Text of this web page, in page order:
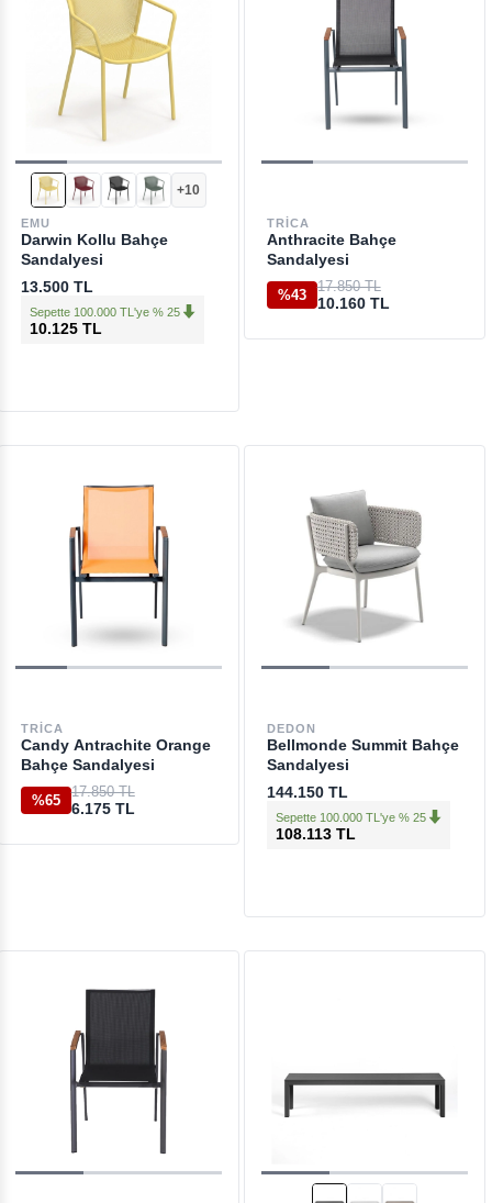
+10
EMU
Darwin Kollu Bahçe
Sandalyesi
13.500 TL
Sepette 100.000 TL'ye % 25
10.125 TL
TRICA
Anthracite Bahçe
Sandalyesi
%43
17.850 TL
10.160 TL
TRICA
Candy Antrachite Orange
Bahçe Sandalyesi
%65
17.850 TL
6.175 TL
DEDON
Bellmonde Summit Bahçe
Sandalyesi
144.150 TL
Sepette 100.000 TL'ye % 25
108.113 TL